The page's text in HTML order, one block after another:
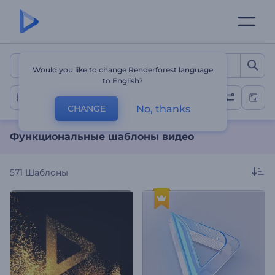
Функциональные
Все шаблоны
Функциональные шаблоны видео
571 Шаблоны
Would you like to change Renderforest language
to English?
CHANGE No, thanks